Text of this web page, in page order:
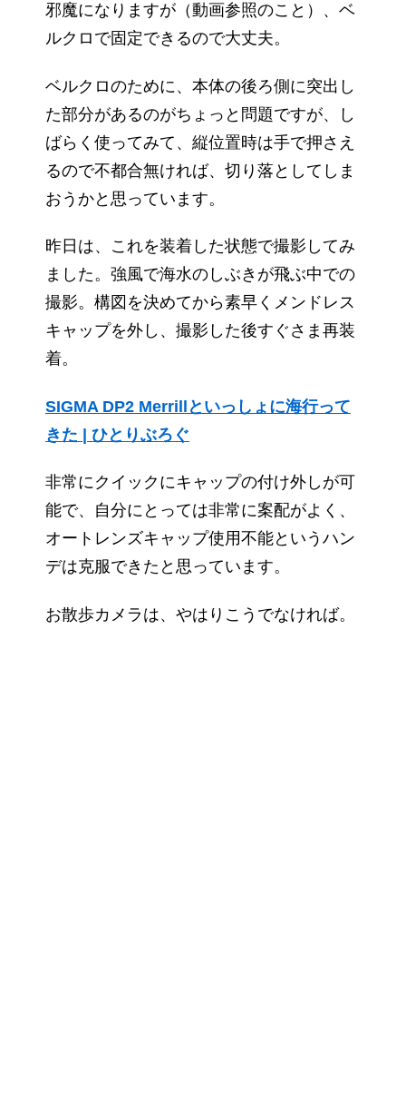
邪魔になりますが（動画参照のこと）、ベ
ルクロで固定できるので大丈夫。
ベルクロのために、本体の後ろ側に突出し
た部分があるのがちょっと問題ですが、し
ばらく使ってみて、縦位置時は手で押さえ
るので不都合無ければ、切り落としてしま
おうかと思っています。
昨日は、これを装着した状態で撮影してみ
ました。強風で海水のしぶきが飛ぶ中での
撮影。構図を決めてから素早くメンドレス
キャップを外し、撮影した後すぐさま再装
着。
SIGMA DP2 Merrillといっしょに海行って
きた | ひとりぶろぐ
非常にクイックにキャップの付け外しが可
能で、自分にとっては非常に案配がよく、
オートレンズキャップ使用不能というハン
デは克服できたと思っています。
お散歩カメラは、やはりこうでなければ。